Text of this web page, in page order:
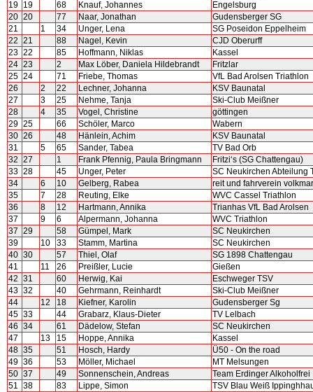
19 19 68 Knauf, Johannes
Engelsburg
20 20 77 Naar, Jonathan
Gudensberger SG
21
1 34 Unger, Lena
SG Poseidon Eppelheim
22 21 88 Nagel, Kevin
CJD Oberurff
23 22 85 Hoffmann, Niklas
Kassel
24 23 2 Max Löber, Daniela Hildebrandt
Fritzlar
25 24 71 Friebe, Thomas
VfL Bad Arolsen Triathlon
26
2 22 Lechner, Johanna
KSV Baunatal
27
3 25 Nehme, Tanja
Ski-Club Meißner
28
4 35 Vogel, Christine
göttingen
29 25 66 Schöler, Marco
Wabern
30 26 48 Hänlein, Achim
KSV Baunatal
31
5 65 Sander, Tabea
TV Bad Orb
32 27 1 Frank Pfennig, Paula Bringmann
Fritzi‘s (SG Chattengau)
33 28 45 Unger, Peter
SC Neukirchen Abteilung
34
6 10 Gelberg, Rabea
reit und fahrverein
35
7 28 Reuting, Elke
WVC Cassel Triathlon
36
8 12 Hartmann, Annika
Trianhas VfL Bad Arolsen
37
9 6 Alpermann, Johanna
WVC Triathlon
37 29 58 Gümpel, Mark
SC Neukirchen
39
10 33 Stamm, Martina
SC Neukirchen
40 30 57 Thiel, Olaf
SG 1898 Chattengau
41
11 26 Preißler, Lucie
Gießen
42 31 60 Herwig, Kai
Eschweger TSV
43 32 40 Gehrmann, Reinhardt
Ski-Club Meißner
44
12 18 Kiefner, Karolin
Gudensberger Sg
45 33 44 Grabarz, Klaus-Dieter
TV Lelbach
46 34 61 Dädelow, Stefan
SC Neukirchen
47
13 15 Hoppe, Annika
Kassel
48 35 51 Hosch, Hardy
Ü50 - On the road
49 36 53 Möller, Michael
MT Melsungen
50 37 49 Sonnenschein, Andreas
Team Erdinger Alkoholfrei
51 38 83 Lippe, Simon
TSV Blau Weiß